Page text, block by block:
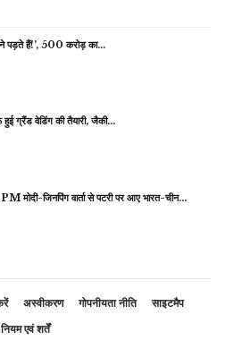
पड़ते हैं!’, 500 करोड़ का…
ग्रैंड वेडिंग की तैयारी, जैकी…
जिनपिंग वार्ता से पटरी पर आए भारत-चीन…
अस्वीकरण गोपनीयता नीति
साइटमैप
नियम एवं शर्तें